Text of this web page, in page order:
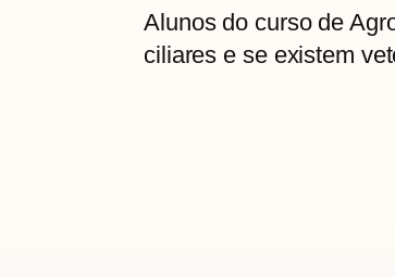
Alunos do curso de
ciliares e se existem